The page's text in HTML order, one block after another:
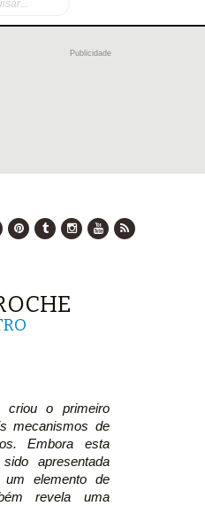
Publicidade
criou o primeiro
mecanismos de
Embora esta
apresentada
um elemento de
revela uma